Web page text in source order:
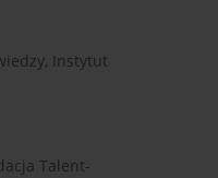
Instytut
Talent-